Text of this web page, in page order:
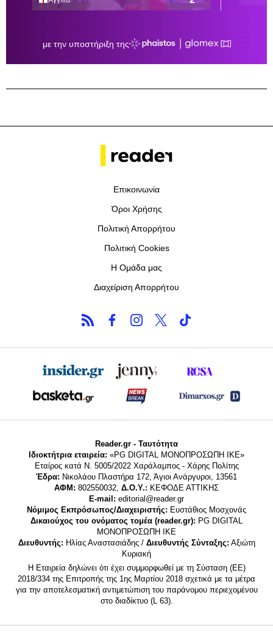
Επικοινωνία
Όροι Χρήσης
Πολιτική Απορρήτου
Πολιτική Cookies
Η Ομάδα μας
Διαχείριση Απορρήτου
Reader.gr - Ταυτότητα
Ιδιοκτήτρια εταιρεία: «PG DIGITAL MONΟΠΡΟΣΩΠΗ ΙΚΕ»
Εταίρος κατά Ν. 5005/2022 Χαράλαμπος - Χάρης Πολίτης
Έδρα: Νικολάου Πλαστήρα 172, Άγιοι Ανάργυροι, 13561
ΑΦΜ: 802550032, Δ.Ο.Υ.: ΚΕΦΟΔΕ ΑΤΤΙΚΗΣ
E-mail: editorial@reader.gr
Νόμιμος Εκπρόσωπος/Διαχειριστής: Ευστάθιος Μοσχονάς
Δικαιούχος του ονόματος τομέα (reader.gr): PG DIGITAL
MONΟΠΡΟΣΩΠΗ ΙΚΕ
Διευθυντής: Ηλίας Αναστασιάδης / Διευθυντής Σύνταξης: Αξιώτη
Κυριακή
Η Εταιρεία δηλώνει ότι έχει συμμορφωθεί με τη Σύσταση (ΕΕ)
2018/334 της Επιτροπής της 1ης Μαρτίου 2018 σχετικά με τα μέτρα
για την αποτελεσματική αντιμετώπιση του παράνομου περιεχομένου
στο διαδίκτυο (L 63).